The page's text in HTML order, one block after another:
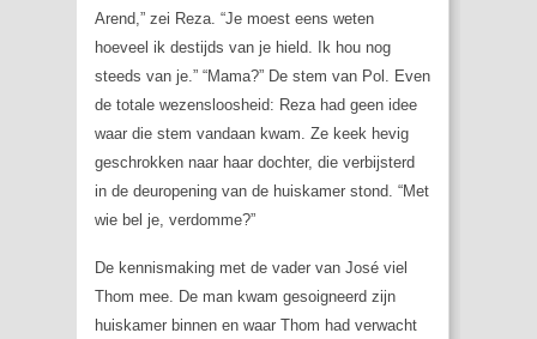
Arend,” zei Reza. “Je moest eens weten
hoeveel ik destijds van je hield. Ik hou nog
steeds van je.” “Mama?” De stem van Pol. Even
de totale wezensloosheid: Reza had geen idee
waar die stem vandaan kwam. Ze keek hevig
geschrokken naar haar dochter, die verbijsterd
in de deuropening van de huiskamer stond. “Met
wie bel je, verdomme?”
De kennismaking met de vader van José viel
Thom mee. De man kwam gesoigneerd zijn
huiskamer binnen en waar Thom had verwacht